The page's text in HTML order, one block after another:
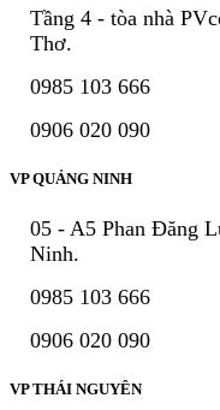
Tầng 4 - tòa nhà
Thơ.
0985 103 666
0906 020 090
VP QUẢNG NINH
05 - A5 Phan Đăng
Ninh.
0985 103 666
0906 020 090
VP THÁI NGUYÊN